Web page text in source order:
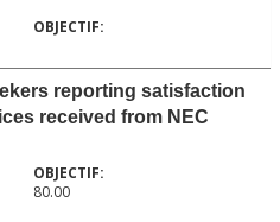
reporting satisfaction
received from NEC
80.00